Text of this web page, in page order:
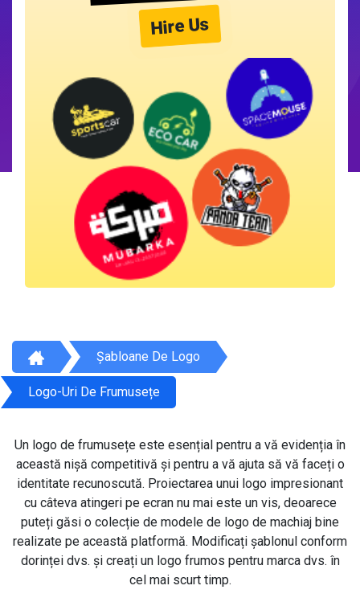
Hire Us
Șabloane De Logo
Logo-Uri De Frumusețe
Un logo de frumusețe este esențial pentru a vă evidenția în
această nișă competitivă și pentru a vă ajuta să vă faceți o
identitate recunoscută. Proiectarea unui logo impresionant
cu câteva atingeri pe ecran nu mai este un vis, deoarece
puteți găsi o colecție de modele de logo de machiaj bine
realizate pe această platformă. Modificați șablonul conform
dorinței dvs. și creați un logo frumos pentru marca dvs. în
cel mai scurt timp.